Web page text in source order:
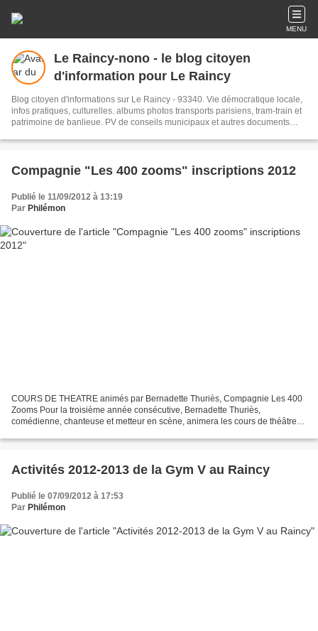
MENU
Le Raincy-nono - le blog citoyen
d'information pour Le Raincy
Blog citoyen d'informations sur Le Raincy - 93340. Vie démocratique locale,
infos pratiques, culturelles. albums photos transports parisiens, tram-train et
patrimoine de banlieue. PV de conseils municipaux et autres documents
Compagnie "Les 400 zooms" inscriptions 2012
Publié le 11/09/2012 à 13:19
Par Philémon
COURS DE THEATRE animés par Bernadette Thuriès, Compagnie Les 400
Zooms Pour la troisième année consécutive, Bernadette Thuriès,
comédienne, chanteuse et metteur en scène, animera les cours de théâtre
Activités 2012-2013 de la Gym V au Raincy
Publié le 07/09/2012 à 17:53
Par Philémon